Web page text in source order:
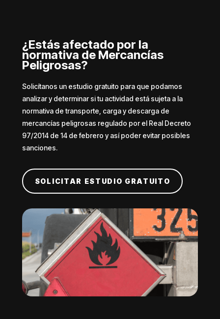
¿Estás afectado por la
normativa de Mercancías
Peligrosas?
Solicítanos un estudio gratuito para que podamos
analizar y determinar si tu actividad está sujeta a la
normativa de transporte, carga y descarga de
mercancías peligrosas regulado por el Real Decreto
97/2014 de 14 de febrero y así poder evitar posibles
sanciones.
SOLICITAR ESTUDIO GRATUITO